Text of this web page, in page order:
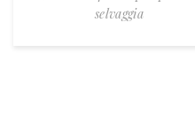
selvaggia